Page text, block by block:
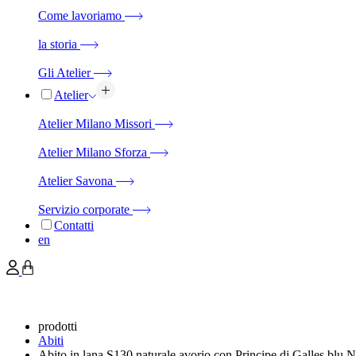
Come lavoriamo
la storia
Gli Atelier
Atelier
Atelier Milano Missori
Atelier Milano Sforza
Atelier Savona
Servizio corporate
Contatti
en
prodotti
Abiti